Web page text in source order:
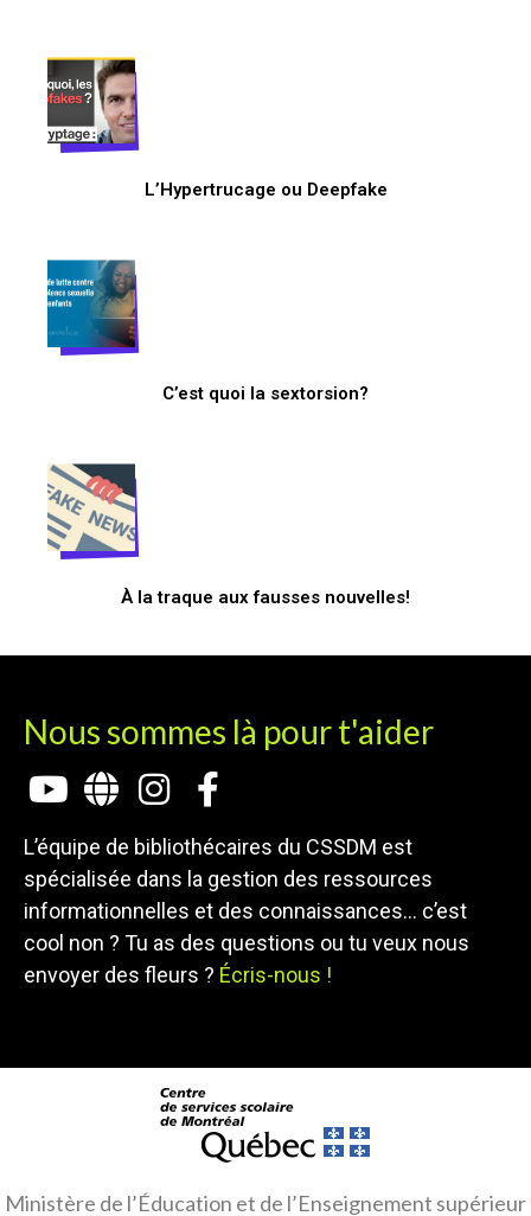
L’Hypertrucage ou Deepfake
C’est quoi la sextorsion?
À la traque aux fausses nouvelles!
Nous sommes là pour t'aider
L’équipe de bibliothécaires du CSSDM est
spécialisée dans la gestion des ressources
informationnelles et des connaissances… c’est
cool non ? Tu as des questions ou tu veux nous
envoyer des fleurs ? Écris-nous !
Ministère de l’Éducation et de l’Enseignement supérieur